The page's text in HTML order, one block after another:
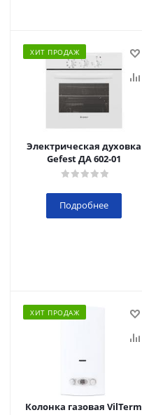
ХИТ ПРОДАЖ
Электрическая духовка
Gefest ДА 602-01
Подробнее
ХИТ ПРОДАЖ
Колонка газовая VilTerm